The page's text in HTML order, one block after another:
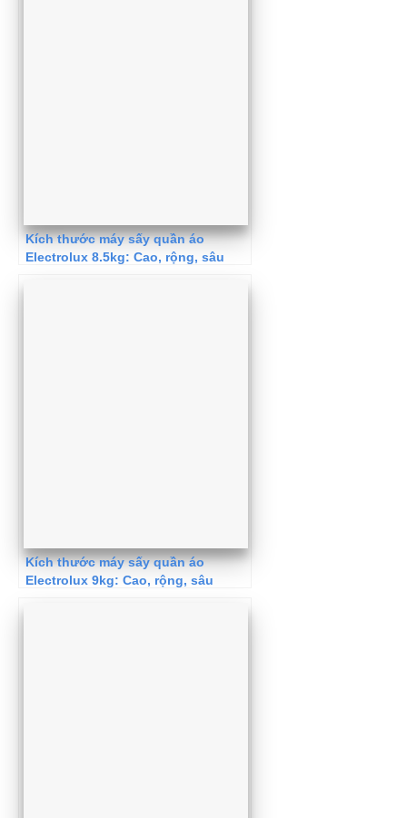
Kích thước máy sấy quần áo
Electrolux 8.5kg: Cao, rộng, sâu
Kích thước máy sấy quần áo
Electrolux 9kg: Cao, rộng, sâu